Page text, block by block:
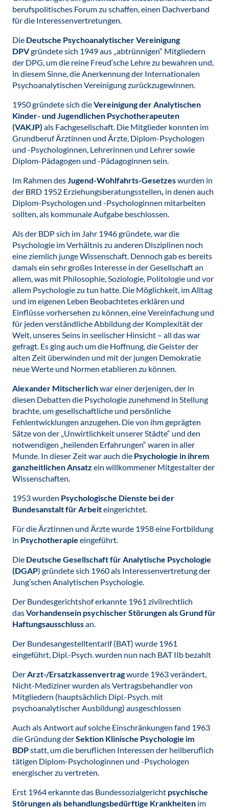
berufspolitisches Forum zu schaffen, einen Dachverband
für die Interessenvertretungen.
Die Deutsche Psychoanalytischer Vereinigung
DPVgründete sich 1949 aus „abtrünnigen“ Mitgliedern
der DPG, um die reine Freud‘sche Lehre zu bewahren und,
in diesem Sinne, die Anerkennung der Internationalen
Psychoanalytischen Vereinigung zurückzugewinnen.
1950 gründete sich dieVereinigung der Analytischen
Kinder- und Jugendlichen Psychotherapeuten
(VAKJP) als Fachgesellschaft. Die Mitglieder konnten im
Grundberuf Ärztinnen und Ärzte, Diplom-Psychologen
und -Psychologinnen, Lehrerinnen und Lehrer sowie
Diplom-Pädagogen und -Pädagoginnen sein.
Im Rahmen desJugend-Wohlfahrts-Gesetzeswurden in
der BRD 1952 Erziehungsberatungsstellen, in denen auch
Diplom-Psychologen und -Psychologinnen mitarbeiten
sollten, als kommunale Aufgabe beschlossen.
Als der BDP sich im Jahr 1946 gründete, war die
Psychologie im Verhältnis zu anderen Disziplinen noch
eine ziemlich junge Wissenschaft. Dennoch gab es bereits
damals ein sehr großes Interesse in der Gesellschaft an
allem, was mit Philosophie, Soziologie, Politologie und vor
allem Psychologie zu tun hatte. Die Möglichkeit, im Alltag
und im eigenen Leben Beobachtetes erklären und
Einflüsse vorhersehen zu können, eine Vereinfachung und
für jeden verständliche Abbildung der Komplexität der
Welt, unseres Seins in seelischer Hinsicht – all das war
gefragt. Es ging auch um die Hoffnung, die Geister der
alten Zeit überwinden und mit der jungen Demokratie
neue Werte und Normen etablieren zu können.
Alexander Mitscherlichwar einer derjenigen, der in
diesen Debatten die Psychologie zunehmend in Stellung
brachte, um gesellschaftliche und persönliche
Fehlentwicklungen anzugehen. Die von ihm geprägten
Sätze von der „Unwirtlichkeit unserer Städte“ und den
notwendigen „heilenden Erfahrungen“ waren in aller
Munde. In dieser Zeit war auch die Psychologie in ihrem
ganzheitlichen Ansatz ein willkommener Mitgestalter der
Wissenschaften.
1953 wurden Psychologische Dienste bei der
Bundesanstalt für Arbeiteingerichtet.
Für die Ärztinnen und Ärzte wurde 1958 eine Fortbildung
in Psychotherapie eingeführt.
Die Deutsche Gesellschaft für Analytische Psychologie
(DGAP) gründete sich 1960 als Interessenvertretung der
Jung’schen Analytischen Psychologie.
Der Bundesgerichtshof erkannte 1961 zivilrechtlich
dasVorhandensein psychischer Störungen als Grund für
Haftungsausschlussan.
Der Bundesangestelltentarif (BAT) wurde 1961
eingeführt, Dipl.-Psych. wurden nun nach BAT IIb bezahlt
DerArzt-/Ersatzkassenvertragwurde 1963 verändert,
Nicht-Mediziner wurden als Vertragsbehandler von
Mitgliedern (hauptsächlich Dipl.-Psych. mit
psychoanalytischer Ausbildung) ausgeschlossen
Auch als Antwort auf solche Einschränkungen fand 1963
die Gründung derSektion Klinische Psychologie im
BDPstatt, um die beruflichen Interessen der heilberuflich
tätigen Diplom-Psychologinnen und -Psychologen
energischer zu vertreten.
Erst 1964 erkannte das Bundessozialgericht psychische
Störungen als behandlungsbedürftige Krankheiten im